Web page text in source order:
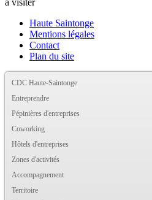
Haute Saintonge
Mentions légales
Contact
Plan du site
CDC Haute-Saintonge
Entreprendre
Pépinières d'entreprises
Coworking
Hôtels d'entreprises
Zones d'activités
Accompagnement
Territoire